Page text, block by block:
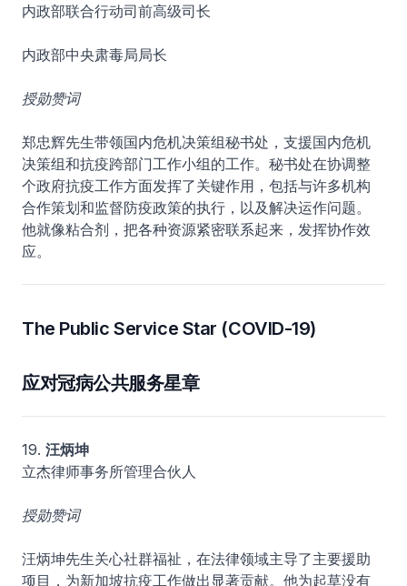
内政部联合行动司前高级司长
内政部中央肃毒局局长
授勋赞词
郑忠辉先生带领国内危机决策组秘书处，支援国内危机
决策组和抗疫跨部门工作小组的工作。秘书处在协调整
个政府抗疫工作方面发挥了关键作用，包括与许多机构
合作策划和监督防疫政策的执行，以及解决运作问题。
他就像粘合剂，把各种资源紧密联系起来，发挥协作效
应。
The Public Service Star (COVID-19)
应对冠病公共服务星章
19. 汪炳坤
立杰律师事务所管理合伙人
授勋赞词
汪炳坤先生关心社群福祉，在法律领域主导了主要援助
项目，为新加坡抗疫工作做出显著贡献。他为起草没有